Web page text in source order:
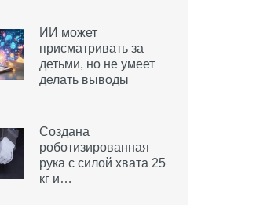
ИИ может
присматривать за
детьми, но не умеет
делать выводы
Создана
роботизированная
рука с силой хвата 25
кг и…